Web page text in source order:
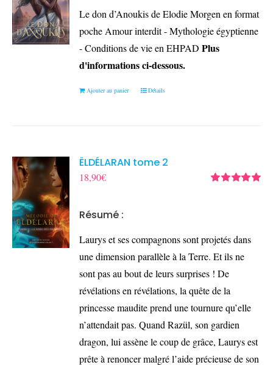
Le don d’Anoukis de Elodie Morgen en format
poche Amour interdit - Mythologie égyptienne
- Conditions de vie en EHPADPlus
d'informations ci-dessous.
Ajouter au panier Détails
ËLDÉLARAN tome 2
18,90€
Résumé :
Laurys et ses compagnons sont projetés dans
une dimension parallèle à la Terre. Et ils ne
sont pas au bout de leurs surprises ! De
révélations en révélations, la quête de la
princesse maudite prend une tournure qu’elle
n’attendait pas. Quand Razül, son gardien
dragon, lui assène le coup de grâce, Laurys est
prête à renoncer malgré l’aide précieuse de son